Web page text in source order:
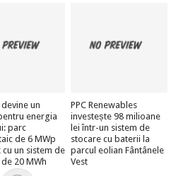
un
energia
parc
de 6 MWp
un sistem de
20 MWh
PPC Renewables
investește 98 milioane
lei într-un sistem de
stocare cu baterii la
parcul eolian Fântânele
Vest